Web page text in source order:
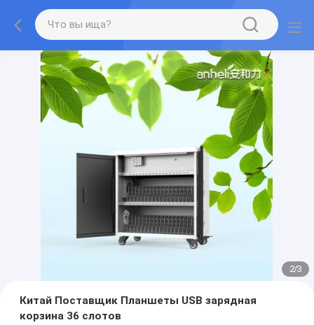
2/3
Китай Поставщик Планшеты USB зарядная
корзина 36 слотов